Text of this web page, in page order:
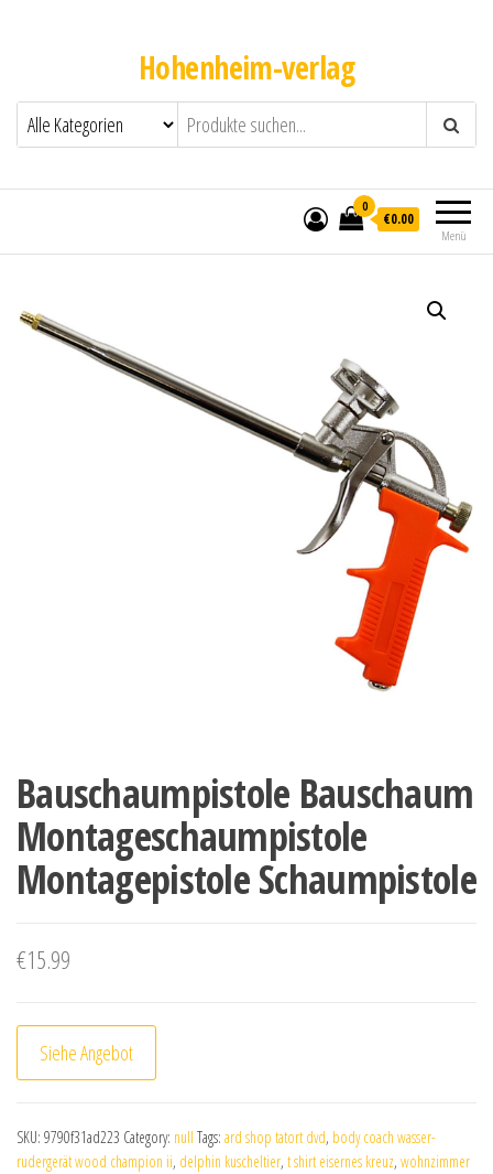
Hohenheim-verlag
Menü
0
€0.00
Bauschaumpistole Bauschaum
Montageschaumpistole
Montagepistole Schaumpistole
€15.99
Siehe Angebot
SKU: 9790f31ad223 Category: null Tags: ard shop tatort dvd, body coach wasser-
rudergerät wood champion ii, delphin kuscheltier, t shirt eisernes kreuz, wohnzimmer